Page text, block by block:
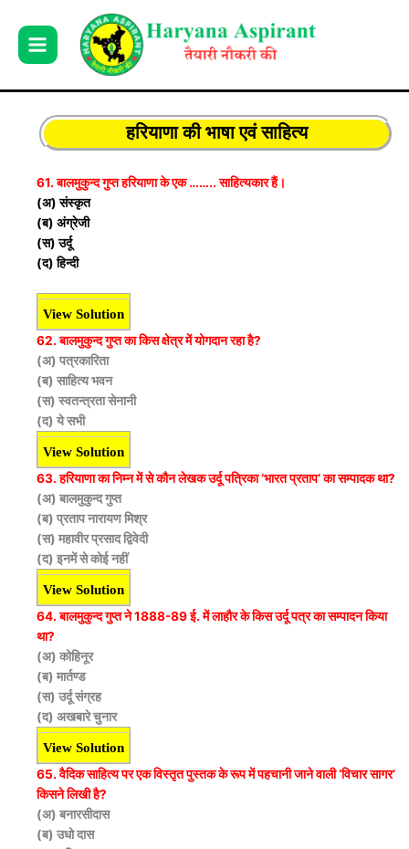
content
हरियाणा की भाषा एवं साहित्य
61. बालमुकुन्द गुप्त हरियाणा के एक …….. साहित्यकार हैं।
(अ) संस्कृत
(ब) अंग्रेजी
(स) उर्दू
(द) हिन्दी
View Solution
62. बालमुकुन्द गुप्त का किस क्षेत्र में योगदान रहा है?
(अ) पत्रकारिता
(ब) साहित्य भवन
(स) स्वतन्त्रता सेनानी
(द) ये सभी
View Solution
63. हरियाणा का निम्न में से कौन लेखक उर्दू पत्रिका ‘भारत प्रताप’ का सम्पादक था?
(अ) बालमुकुन्द गुप्त
(ब) प्रताप नारायण मिश्र
(स) महावीर प्रसाद द्विवेदी
(द) इनमें से कोई नहीं
View Solution
64. बालमुकुन्द गुप्त ने 1888-89 ई. में लाहौर के किस उर्दू पत्र का सम्पादन किया
था?
(अ) कोहिनूर
(ब) मार्तण्ड
(स) उर्दू संग्रह
(द) अखबारे चुनार
View Solution
65. वैदिक साहित्य पर एक विस्तृत पुस्तक के रूप में पहचानी जाने वाली ‘विचार सागर’
किसने लिखी है?
(अ) बनारसीदास
(ब) उधो दास